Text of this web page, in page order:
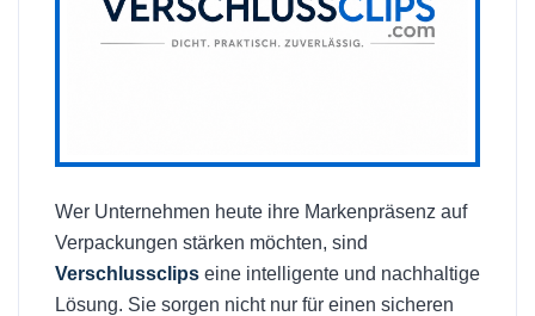
Wer Unternehmen heute ihre Markenpräsenz auf
Verpackungen stärken möchten, sind
Verschlussclips eine intelligente und nachhaltige
Lösung. Sie sorgen nicht nur für einen sicheren